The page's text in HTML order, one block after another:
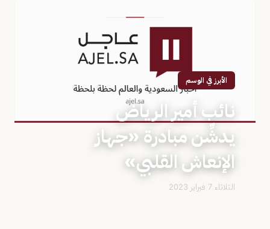
الأبرز في الوسم
نائب أمير الرياض
يدشِّن مبادرة «جهاز
الإنعاش القلبي»
الثلاثاء 7 فبراير 2023